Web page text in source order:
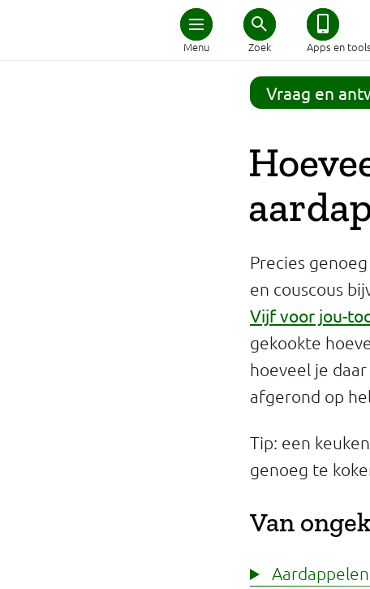
Menu Zoek Apps en tools
Home
Schijf van Vijf
Afvallen
Zwanger en kind
Duurzaam eten
Veilig eten
Professionals
Eetomgevingen
Vraag en
Precies
en couscous
Vijf voor jou-
gekookte
hoeveel je
afgerond op
Tip: een
genoeg te
Van